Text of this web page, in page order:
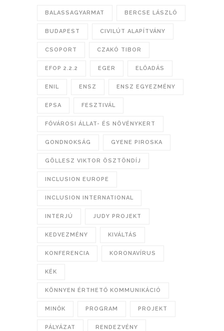
BALASSAGYARMAT BERCSE LÁSZLÓ
BUDAPEST CIVILÚT ALAPÍTVÁNY
CSOPORT CZAKÓ TIBOR
EFOP 2.2.2 EGER ELŐADÁS
ENIL ENSZ ENSZ EGYEZMÉNY
EPSA FESZTIVÁL
FŐVÁROSI ÁLLAT- ÉS NÖVÉNYKERT
GONDNOKSÁG GYENE PIROSKA
GÖLLESZ VIKTOR ÖSZTÖNDÍJ
INCLUSION EUROPE
INCLUSION INTERNATIONAL
INTERJÚ JUDY PROJEKT
KEDVEZMÉNY KIVÁLTÁS
KONFERENCIA KORONAVÍRUS
KÉK
KÖNNYEN ÉRTHETŐ KOMMUNIKÁCIÓ
MINŐK PROGRAM PROJEKT
PÁLYÁZAT RENDEZVÉNY